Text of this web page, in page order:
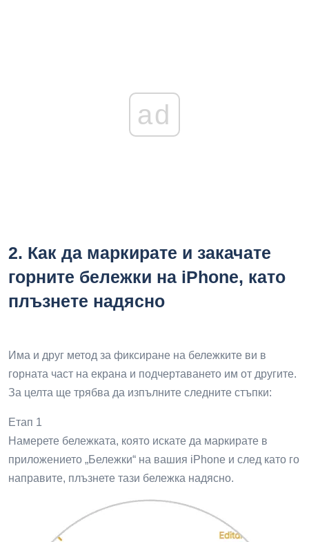
ad
2. Как да маркирате и закачате
горните бележки на iPhone, като
плъзнете надясно
Има и друг метод за фиксиране на бележките ви в
горната част на екрана и подчертаването им от другите.
За целта ще трябва да изпълните следните стъпки:
Етап 1
Намерете бележката, която искате да маркирате в
приложението „Бележки“ на вашия iPhone и след като го
направите, плъзнете тази бележка надясно.